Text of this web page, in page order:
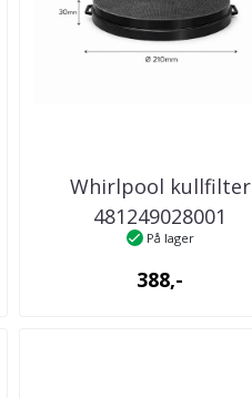
Whirlpool kullfilter
481249028001
kjøkkenventilator
På lager
388,-